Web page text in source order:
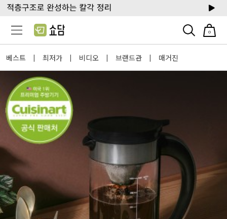
0
베스트 | 최저가 | 비디오 | 브랜드관 | 매거진